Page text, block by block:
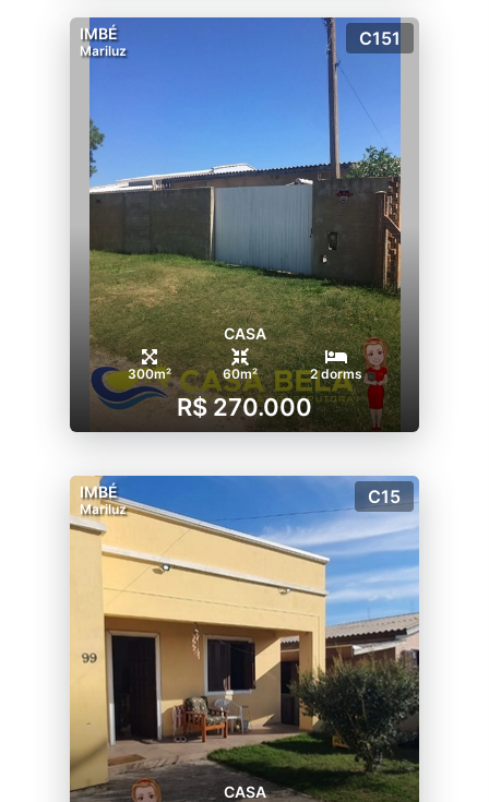
IMBÉ
Mariluz
C151
CASA
300m² 60m² 2 dorms
R$ 270.000
IMBÉ
Mariluz
C15
CASA